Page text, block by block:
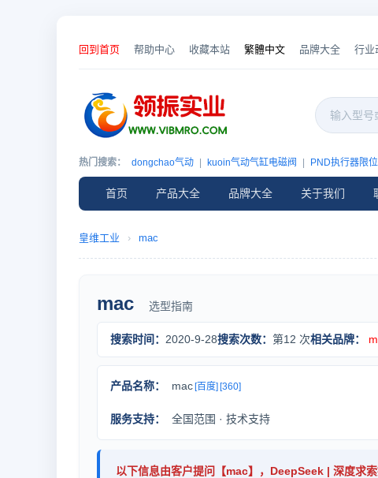
回到首页 帮助中心 收藏本站 繁體中文 品牌大全 行业
热门搜索： dongchao气动 kuoin气动气缸电磁阀 PND执行器限
首页 产品大全 品牌大全 关于我们
皇维工业 › mac
mac 选型指南
搜索时间： 2020-9-28搜索次数： 第12 次相关品牌：
产品名称： mac [百度] [360]
服务支持： 全国范围 · 技术支持
以下信息由客户提问【mac】，DeepSeek | 深度求索